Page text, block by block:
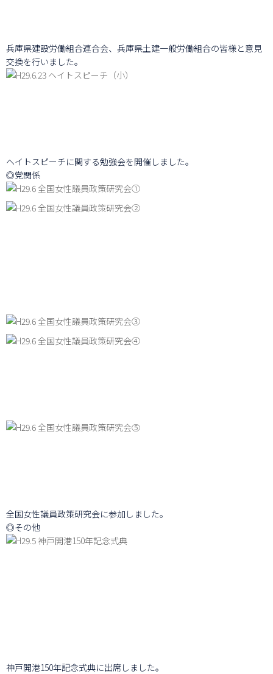
兵庫県建設労働組合連合会、兵庫県土建一般労働組合の皆様と意見
交換を行いました。
ヘイトスピーチに関する勉強会を開催しました。
◎党関係
全国女性議員政策研究会に参加しました。
◎その他
神戸開港150年記念式典に出席しました。